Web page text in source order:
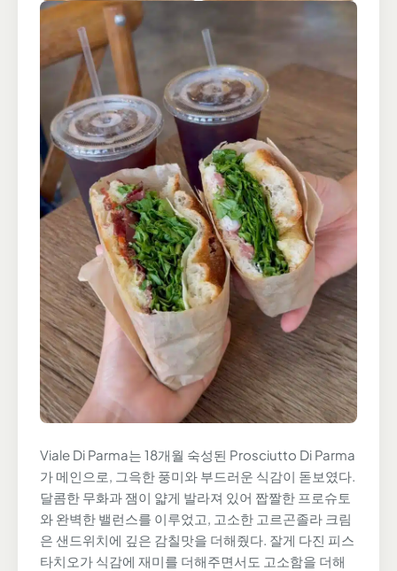
Viale Di Parma는 18개월 숙성된 Prosciutto Di Parma
가 메인으로, 그윽한 풍미와 부드러운 식감이 돋보였다.
달콤한 무화과 잼이 얇게 발라져 있어 짭짤한 프로슈토
와 완벽한 밸런스를 이루었고, 고소한 고르곤졸라 크림
은 샌드위치에 깊은 감칠맛을 더해줬다. 잘게 다진 피스
타치오가 식감에 재미를 더해주면서도 고소함을 더해